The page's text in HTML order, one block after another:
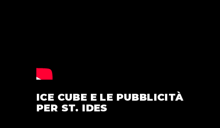
ICE CUBE E LE PUBBLICITÀ
PER ST. IDES